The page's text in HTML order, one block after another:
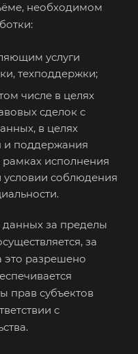
необходимом
услуги
техподдержки;
числе в целях
сделок с
в целях
и поддержания
рамках исполнения
условии соблюдения
данных за пределы
за
это разрешено
прав субъектов
с